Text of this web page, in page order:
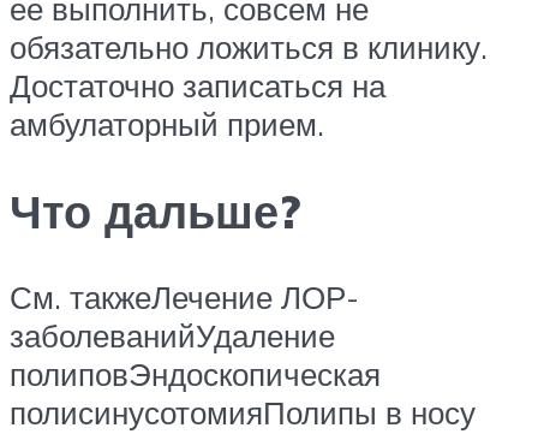
ее выполнить, совсем не
обязательно ложиться в клинику.
Достаточно записаться на
амбулаторный прием.
Что дальше?
См. такжеЛечение ЛОР-
заболеванийУдаление
полиповЭндоскопическая
полисинусотомияПолипы в носу